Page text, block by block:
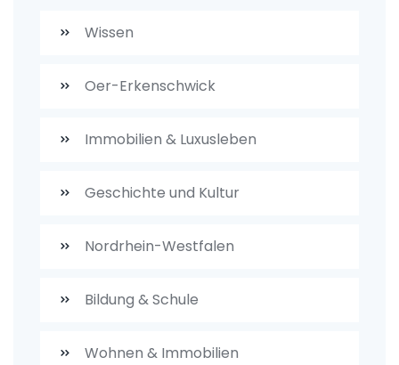
Wissen
Oer-Erkenschwick
Immobilien & Luxusleben
Geschichte und Kultur
Nordrhein-Westfalen
Bildung & Schule
Wohnen & Immobilien